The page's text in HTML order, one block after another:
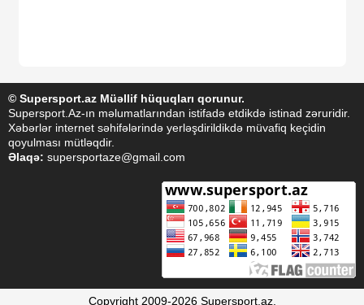
© Supersport.az Müəllif hüquqları qorunur.
Supersport.Az-ın məlumatlarından istifadə etdikdə istinad zəruridir.
Xəbərlər internet səhifələrində yerləşdirildikdə müvafiq keçidin
qoyulması mütləqdir.
Əlaqə: supersportaze@gmail.com
Copyright 2009-2026 Supersport.az.